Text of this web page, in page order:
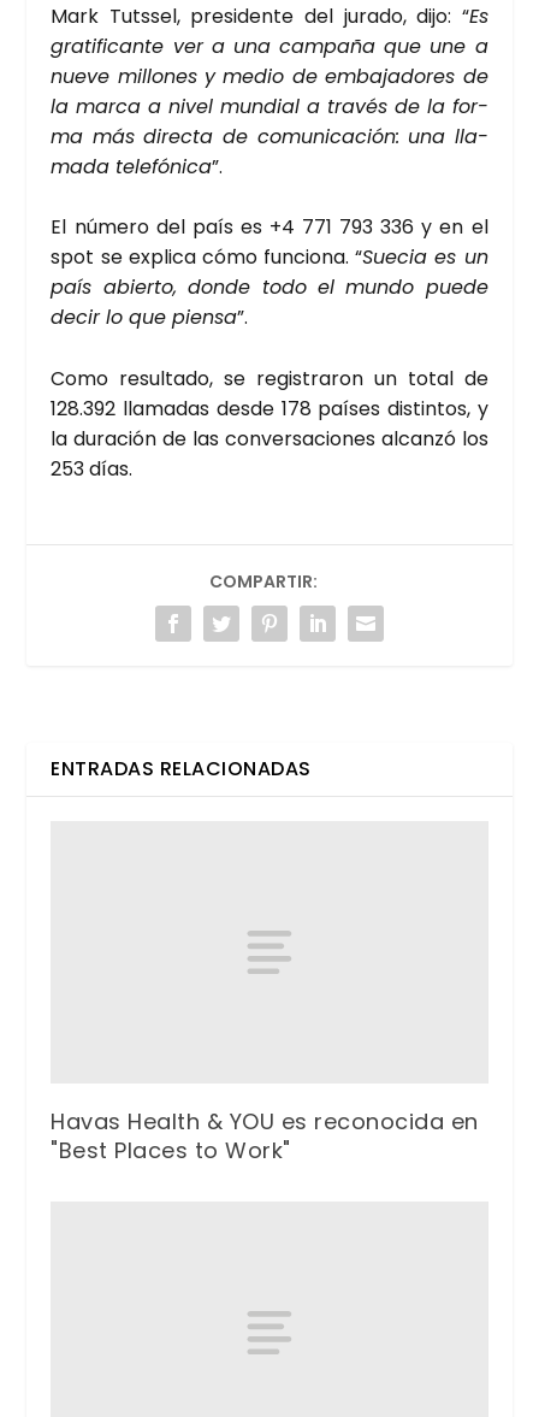
Mark Tuts­sel, pre­si­den­te del jura­do, dijo: “Es
gra­ti­fi­can­te ver a una cam­pa­ña que une a
nue­ve millo­nes y medio de emba­ja­do­res de
la mar­ca a nivel mun­dial a tra­vés de la for­
ma más direc­ta de comu­ni­ca­ción: una lla­
ma­da tele­fó­ni­ca”.
El núme­ro del país es +4 771 793 336 y en el
spot se expli­ca cómo fun­cio­na. “Sue­cia es un
país abier­to, don­de todo el mun­do pue­de
decir lo que pien­sa”.
Como resul­ta­do, se regis­tra­ron un total de
128.392 lla­ma­das des­de 178 paí­ses dis­tin­tos, y
la dura­ción de las con­ver­sa­cio­nes alcan­zó los
253 días.
COMPARTIR:
ENTRADAS RELACIONADAS
Havas Health & YOU es reconocida en
"Best Places to Work"